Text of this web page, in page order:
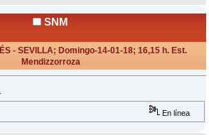
SNM
- SEVILLA; Domingo-14-01-18; 16,15 h. Est.
Mendizzorroza
En línea